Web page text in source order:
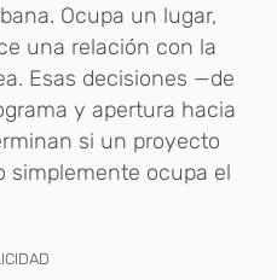
Ocupa un lugar,
una relación con la
Esas decisiones —de
y apertura hacia
si un proyecto
simplemente ocupa el